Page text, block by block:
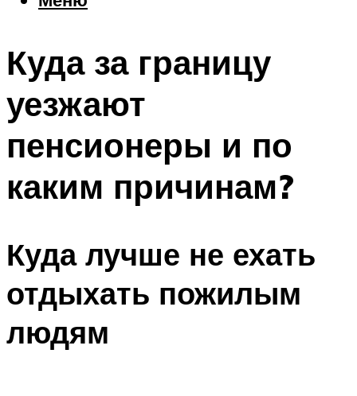
Шоппинг
Что посетить
Меню
Куда за границу
уезжают
пенсионеры и по
каким причинам?
Куда лучше не ехать
отдыхать пожилым
людям